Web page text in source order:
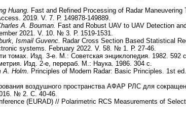
Huang. Fast and Refined Processing of Radar Maneuvering
2019. V. 7. Р. 149878-149889.
A. Bouman. Fast and Robust UAV to UAV Detection
2021. V. 10. № 3. Р. 1519-1531.
Ismail Guvenc. Radar Cross Section Based Statistical
systems. February 2022. V. 58. № 1. Р. 27-46.
томах. Изд. 3-е. М.: Советская энциклопедия. 1982. 592
Изд. 2-е, перераб. М.: Наука. 1986. 304 с.
A. Holm. Principles of Modern Radar: Basic Principles. 1st
воздушного пространства АФАР РЛС для
№ 2. С. 40-46.
(EURAD) // Polarimetric RCS Measurements of